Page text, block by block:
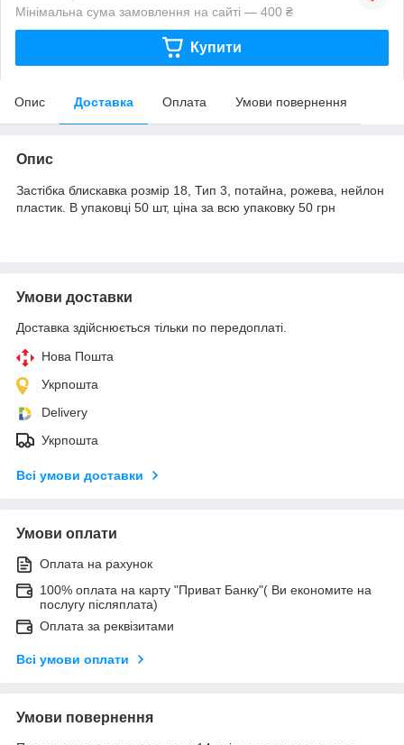
Мінімальна сума замовлення на сайті — 400 ₴
Купити
Опис Доставка Оплата Умови повернення
Опис
Застібка блискавка розмір 18, Тип 3, потайна, рожева, нейлон
пластик. В упаковці 50 шт, ціна за всю упаковку 50 грн
Умови доставки
Доставка здійснюється тільки по передоплаті.
Нова Пошта
Укрпошта
Delivery
Укрпошта
Всі умови доставки
Умови оплати
Оплата на рахунок
100% оплата на карту "Приват Банку"( Ви економите на
послугу післяплата)
Оплата за реквізитами
Всі умови оплати
Умови повернення